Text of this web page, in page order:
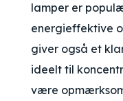
lamper er
energieffektive
giver også et
ideelt til
være